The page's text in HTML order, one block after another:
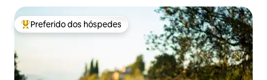
Entre os melhores preferidos dos hóspedes
Preferido dos hóspedes